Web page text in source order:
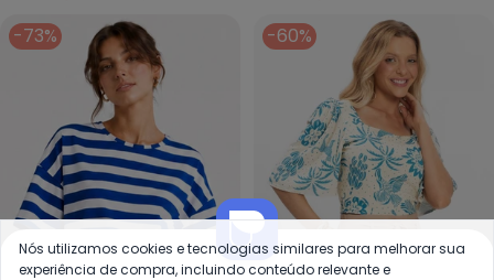
-73%
-60%
Nós utilizamos cookies e tecnologias similares para melhorar sua
experiência de compra, incluindo conteúdo relevante e